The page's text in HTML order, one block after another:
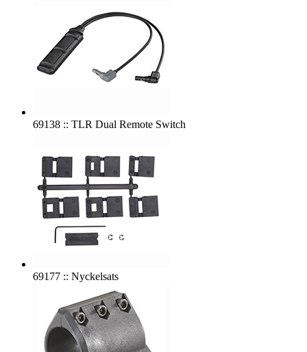
69138 :: TLR Dual Remote Switch
69177 :: Nyckelsats